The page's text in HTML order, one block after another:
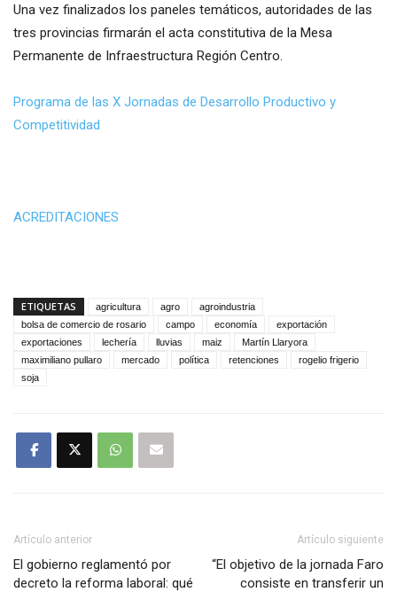
Una vez finalizados los paneles temáticos, autoridades de las
tres provincias firmarán el acta constitutiva de la Mesa
Permanente de Infraestructura Región Centro.
Programa de las X Jornadas de Desarrollo Productivo y
Competitividad
ACREDITACIONES
ETIQUETAS agricultura agro
agroindustria
bolsa de comercio de rosario
campo economía
exportación
exportaciones
lechería lluvias maiz
Martín Llaryora
maximiliano pullaro
mercado política retenciones
rogelio frigerio
soja
Artículo anterior
El gobierno reglamentó por
decreto la reforma laboral: qué
Artículo siguiente
“El objetivo de la jornada Faro
consiste en transferir un